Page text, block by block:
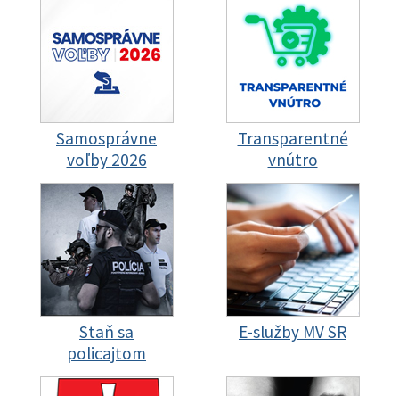
Samosprávne
voľby 2026
Transparentné
vnútro
Staň sa
policajtom
E-služby MV SR